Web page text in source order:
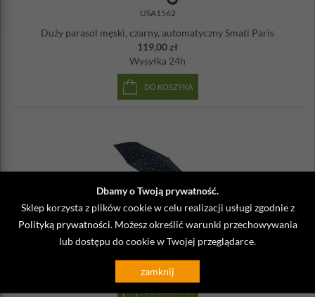
Dbamy o Twoją prywatność.
Sklep korzysta z plików cookie w celu realizacji usługi zgodnie z
Polityką prywatności . Możesz określić warunki przechowywania
lub dostępu do cookie w Twojej przeglądarce.
zamknij
USA1562
Duży parasol męski, czarny, automatyczny Smati Paris
119,00 zł
Wysyłka 24h
DO KOSZYKA
Parasol składany 97 cm Wieża Eiffla Paris
do 48 godzin
DO KOSZYKA